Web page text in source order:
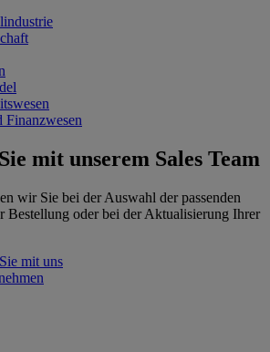
Finanzwesen
mit unserem Sales Team
wir Sie bei der Auswahl der passenden
Bestellung oder bei der Aktualisierung Ihrer
mit uns